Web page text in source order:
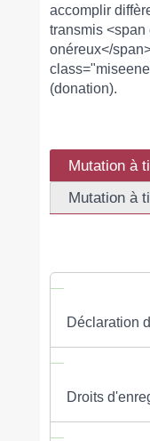
accomplir
transmis
onéreux</
(donation).
Mutation à
Mutation à
Déclaration
Droits